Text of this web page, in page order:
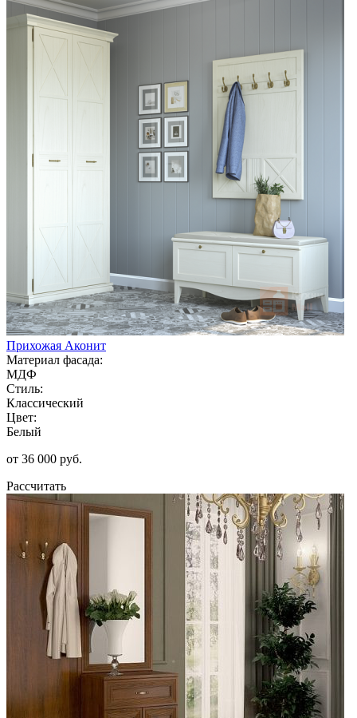
Прихожая Аконит
Материал фасада:
МДФ
Стиль:
Классический
Цвет:
Белый
от 36 000 руб.
Рассчитать